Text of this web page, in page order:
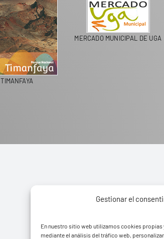
Gestionar el
En nuestro sitio web utilizamos cookies
mediante el análisis del tráfico web,
TIMANFAYA
MERCADO MUNICIPAL DE UGA